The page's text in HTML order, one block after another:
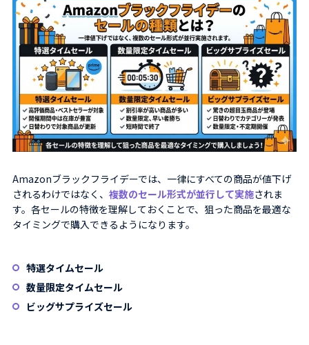
Amazonブラックフライデーでは、一律にすべての商品が値下げ
されるわけではなく、 複数のセール形式が並行して実施されま
す。各セールの特徴を理解しておくことで、狙った商品を最適な
タイミングで購入できるようになります。
特選タイムセール
数量限定タイムセール
ビッグサプライズセール